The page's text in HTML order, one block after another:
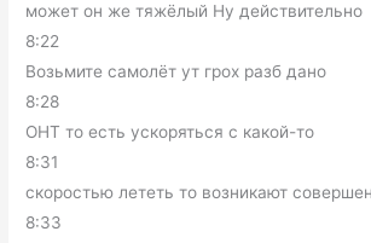
может он же тяжёлый Ну действительно
8:22
Возьмите самолёт ут грох разб дано
8:28
ОНТ то есть ускоряться с какой-то
8:31
скоростью лететь то возникают
8:33